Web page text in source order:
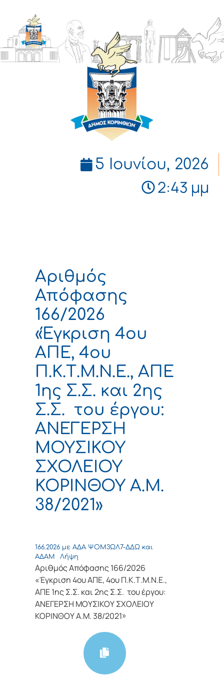
ΔΗΜΟΣ
ΚΟΡΙΝΘΙΩΝ
5 Ιουνίου, 2026
2:43 μμ
Αριθμός
Απόφασης
166/2026
«Έγκριση 4ου
ΑΠΕ, 4ου
Π.Κ.Τ.Μ.Ν.Ε., ΑΠΕ
1ης Σ.Σ. και 2ης
Σ.Σ. του έργου:
ΑΝΕΓΕΡΣΗ
ΜΟΥΣΙΚΟΥ
ΣΧΟΛΕΙΟΥ
ΚΟΡΙΝΘΟΥ Α.Μ.
38/2021»
166.2026 με ΑΔΑ ΨΟΜ3ΩΛ7-ΔΔΩ και
ΑΔΑΜ
Λήψη
Αριθμός Απόφασης 166/2026
«Έγκριση 4ου ΑΠΕ, 4ου Π.Κ.Τ.Μ.Ν.Ε.,
ΑΠΕ 1ης Σ.Σ. και 2ης Σ.Σ. του έργου:
ΑΝΕΓΕΡΣΗ ΜΟΥΣΙΚΟΥ ΣΧΟΛΕΙΟΥ
ΚΟΡΙΝΘΟΥ Α.Μ. 38/2021»